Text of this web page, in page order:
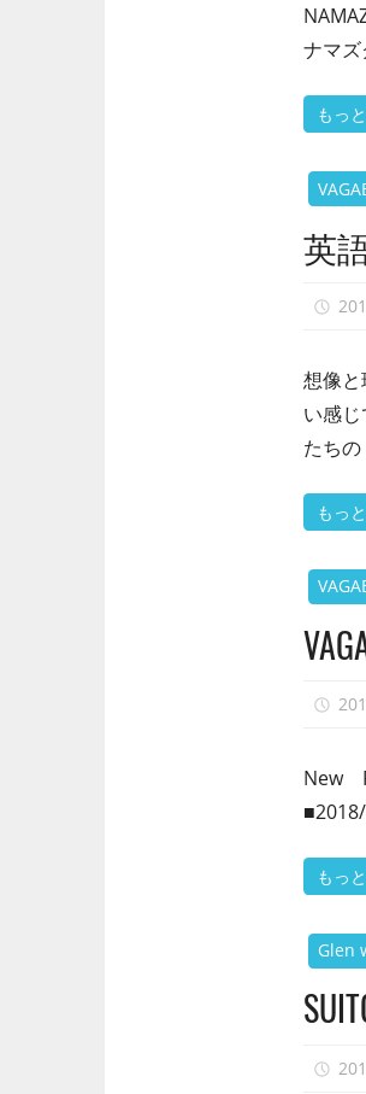
ナマ
もっ
英
想像
い感
たちの
もっ
New
もっ
Glen